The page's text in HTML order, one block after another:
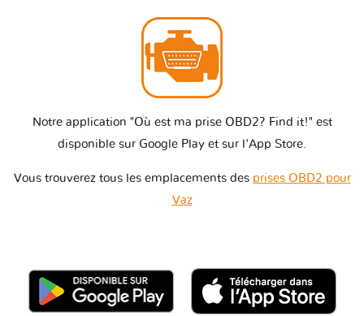
Notre application "Où est ma prise OBD2? Find it!" est
disponible sur Google Play et sur l'App Store.
Vous trouverez tous les emplacements des prises OBD2 pour
Vaz